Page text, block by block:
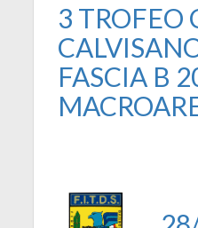
3 TROFEO
FASCIA B